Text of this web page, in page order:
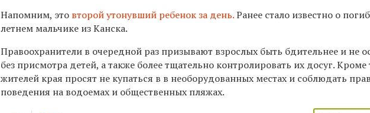
Напомним, это второй утонувший ребенок за день.Ранее стало известно о
летнем мальчике из Канска.
Правоохранители в очередной раз призывают взрослых быть бдительнее и не
без присмотра детей, а также более тщательно контролировать их досуг. Кроме
жителей края просят не купаться в в необорудованных местах и соблюдать
поведения на водоемах и общественных пляжах.